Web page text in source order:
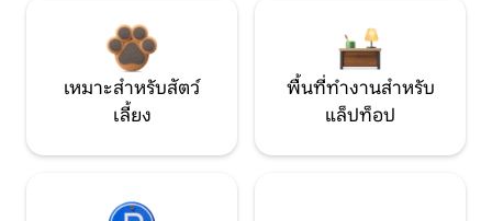
เหมาะสำหรับสัตว์
เลี้ยง
พื้นที่ทำงานสำหรับ
แล็ปท็อป